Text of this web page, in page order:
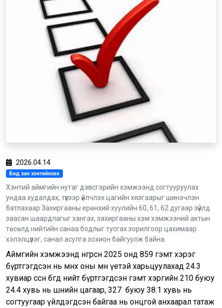
2026.04.14
Бид хан хэнтийнхэн
Хэнтий аймгийн нутаг дэвсгэрийн хэмжээнд согтууруулах
ундаа худалдах, түүгээр үйлчлэх цагийн хязгаарыг шинэчлэн
батлахаар Захиргааны ерөнхий хуулийн 60, 61, 62 дугаар зүйлд
заасан шаардлагыг хангах, захиргааны хэм хэмжээний актын
төсөлд нийтийн санаа бодлыг тусгах зорилгоор цахимаар
хэлэлцүүлэг, санал асулга зохион байгуулж байна.
Аймгийн хэмжээнд өнгөрсөн 2025 онд 859 гэмт хэрэг
бүртгэгдсэн нь өмнөх оны мөн үетэй харьцуулахад 24.3
хувиар өссөн бөгөөд нийт бүртгэгдсэн гэмт хэргийн 210 буюу
24.4 хувь нь шөнийн цагаар, 327 буюу 38.1 хувь нь
согтуугаар үйлдэгдсэн байгаа нь онцгой анхаарал татаж